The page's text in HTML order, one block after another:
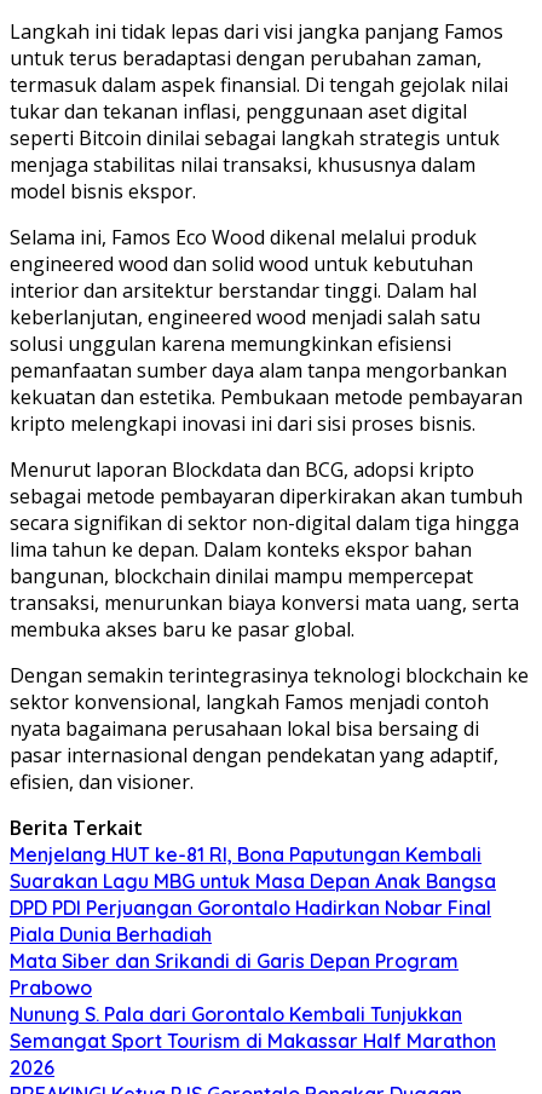
Langkah ini tidak lepas dari visi jangka panjang Famos
untuk terus beradaptasi dengan perubahan zaman,
termasuk dalam aspek finansial. Di tengah gejolak nilai
tukar dan tekanan inflasi, penggunaan aset digital
seperti Bitcoin dinilai sebagai langkah strategis untuk
menjaga stabilitas nilai transaksi, khususnya dalam
model bisnis ekspor.
Selama ini, Famos Eco Wood dikenal melalui produk
engineered wood dan solid wood untuk kebutuhan
interior dan arsitektur berstandar tinggi. Dalam hal
keberlanjutan, engineered wood menjadi salah satu
solusi unggulan karena memungkinkan efisiensi
pemanfaatan sumber daya alam tanpa mengorbankan
kekuatan dan estetika. Pembukaan metode pembayaran
kripto melengkapi inovasi ini dari sisi proses bisnis.
Menurut laporan Blockdata dan BCG, adopsi kripto
sebagai metode pembayaran diperkirakan akan tumbuh
secara signifikan di sektor non-digital dalam tiga hingga
lima tahun ke depan. Dalam konteks ekspor bahan
bangunan, blockchain dinilai mampu mempercepat
transaksi, menurunkan biaya konversi mata uang, serta
membuka akses baru ke pasar global.
Dengan semakin terintegrasinya teknologi blockchain ke
sektor konvensional, langkah Famos menjadi contoh
nyata bagaimana perusahaan lokal bisa bersaing di
pasar internasional dengan pendekatan yang adaptif,
efisien, dan visioner.
Berita Terkait
Menjelang HUT ke-81 RI, Bona Paputungan Kembali
Suarakan Lagu MBG untuk Masa Depan Anak Bangsa
DPD PDI Perjuangan Gorontalo Hadirkan Nobar Final
Piala Dunia Berhadiah
Mata Siber dan Srikandi di Garis Depan Program
Prabowo
Nunung S. Pala dari Gorontalo Kembali Tunjukkan
Semangat Sport Tourism di Makassar Half Marathon
2026